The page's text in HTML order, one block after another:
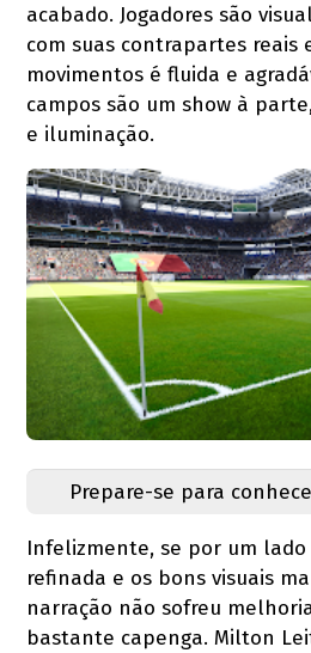
acabado. Jogadores são
com suas contrapartes reais
movimentos é fluida e
campos são um show à
e iluminação.
Prepare-se para
Infelizmente, se por um
refinada e os bons visuais
narração não sofreu
bastante capenga. Milton